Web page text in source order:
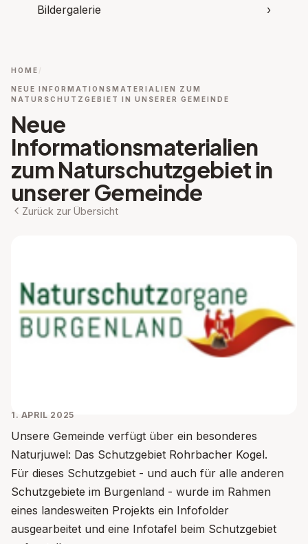
Bildergalerie ›
HOME
NEUE INFORMATIONSMATERIALIEN ZUM
NATURSCHUTZGEBIET IN UNSERER GEMEINDE
Neue
Informationsmaterialien
zum Naturschutzgebiet in
unserer Gemeinde
Zurück zur Übersicht
1. APRIL 2025
Unsere Gemeinde verfügt über ein besonderes
Naturjuwel: Das Schutzgebiet Rohrbacher Kogel.
Für dieses Schutzgebiet - und auch für alle anderen
Schutzgebiete im Burgenland - wurde im Rahmen
eines landesweiten Projekts ein Infofolder
ausgearbeitet und eine Infotafel beim Schutzgebiet